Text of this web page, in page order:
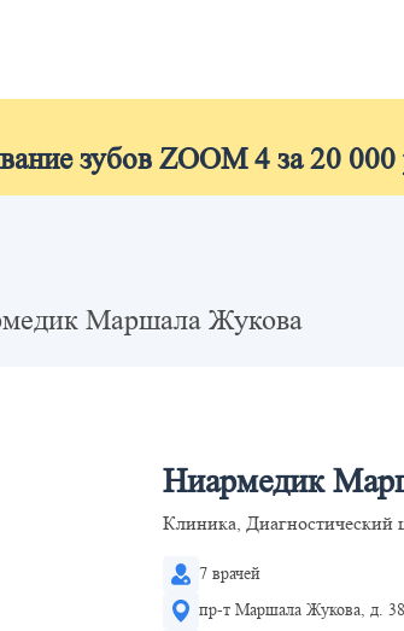
зубов ZOOM 4 за 20
Маршала Жукова
Ниармедик
Клиника, Диагностический
7 врачей
пр-т Маршала Жукова, д.